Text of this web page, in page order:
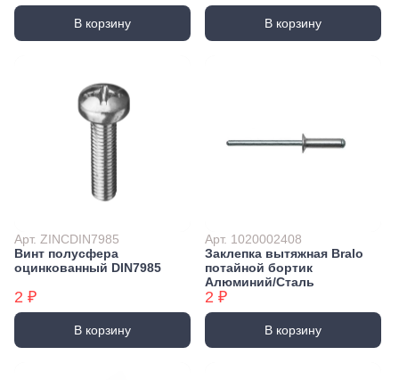
В корзину В корзину
Арт. ZINCDIN7985
Винт полусфера
оцинкованный DIN7985
2 ₽
В корзину
Арт. 1020002408
Заклепка вытяжная Bralo
потайной бортик
Алюминий/Сталь
2 ₽
В корзину